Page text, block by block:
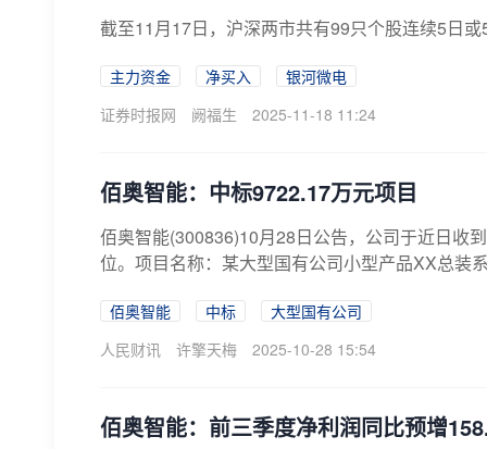
截至11月17日，沪深两市共有99只个股连续5日
主力资金 净买入
银河微电
证券时报网
阙福生 2025-11-18 11:24
佰奥智能：中标9722.17万元项目
佰奥智能(300836)10月28日公告，公司于近日收
位。项目名称：某大型国有公司小型产品XX总装
佰奥智能 中标
大型国有公司
人民财讯
许擎天梅 2025-10-28 15:54
佰奥智能：前三季度净利润同比预增